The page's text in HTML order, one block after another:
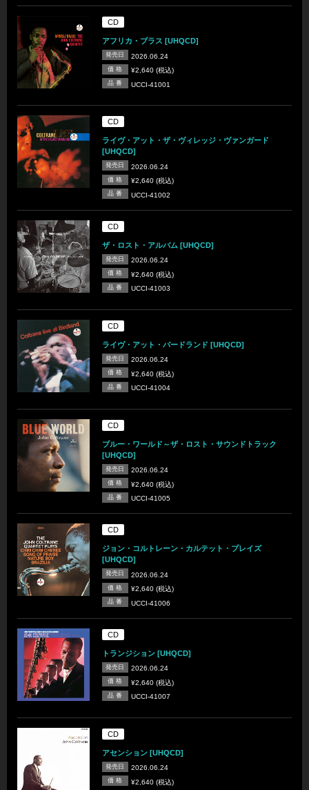
CD
アフリカ・ブラス [UHQCD]
発売日 2026.06.24
価 格 ¥2,640 (税込)
品 番 UCCI-41001
CD
ライヴ・アット・ザ・ヴィレッジ・ヴァンガード
[UHQCD]
発売日 2026.06.24
価 格 ¥2,640 (税込)
品 番 UCCI-41002
CD
ザ・ロスト・アルバム [UHQCD]
発売日 2026.06.24
価 格 ¥2,640 (税込)
品 番 UCCI-41003
CD
ライヴ・アット・バードランド [UHQCD]
発売日 2026.06.24
価 格 ¥2,640 (税込)
品 番 UCCI-41004
CD
ブルー・ワールド～ザ・ロスト・サウンドトラック
[UHQCD]
発売日 2026.06.24
価 格 ¥2,640 (税込)
品 番 UCCI-41005
CD
ジョン・コルトレーン・カルテット・プレイズ
[UHQCD]
発売日 2026.06.24
価 格 ¥2,640 (税込)
品 番 UCCI-41006
CD
トランジション [UHQCD]
発売日 2026.06.24
価 格 ¥2,640 (税込)
品 番 UCCI-41007
CD
アセンション [UHQCD]
発売日 2026.06.24
価 格 ¥2,640 (税込)